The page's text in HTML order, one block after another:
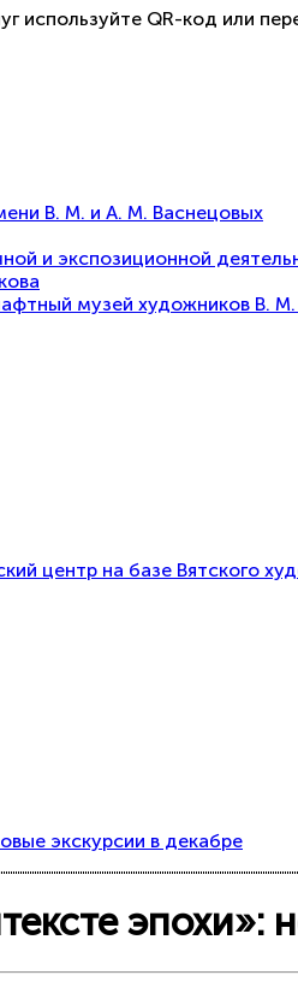
используйте QR-код или
В. М. и А. М. Васнецовых
и экспозиционной
музей художников В. М.
центр на базе Вятского
экскурсии в декабре
эпохи»: